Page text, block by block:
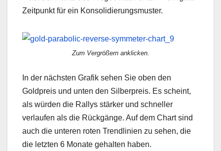
Zeitpunkt für ein Konsolidierungsmuster.
Zum Vergrößern anklicken.
In der nächsten Grafik sehen Sie oben den
Goldpreis und unten den Silberpreis. Es scheint,
als würden die Rallys stärker und schneller
verlaufen als die Rückgänge. Auf dem Chart sind
auch die unteren roten Trendlinien zu sehen, die
die letzten 6 Monate gehalten haben.